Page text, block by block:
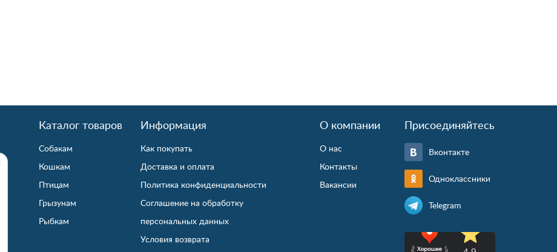
Каталог товаров
Собакам
Кошкам
Птицам
Грызунам
Рыбкам
Информация
Как покупать
Доставка и оплата
Политика конфиденциальности
Соглашение на обработку
персональных данных
Условия возврата
О компании
О нас
Контакты
Вакансии
Присоединяйтесь
Вконтакте
Одноклассники
Telegram